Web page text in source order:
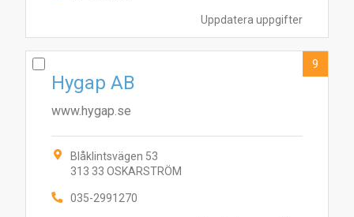
Uppdatera uppgifter
Hygap AB
www.hygap.se
Blåklintsvägen 53
313 33 OSKARSTRÖM
035-2991270
9